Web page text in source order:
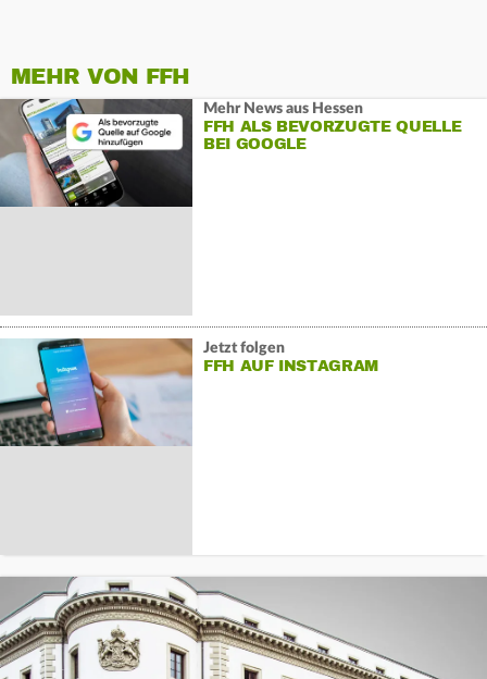
MEHR VON FFH
Mehr News aus Hessen
FFH ALS BEVORZUGTE QUELLE
BEI GOOGLE
Jetzt folgen
FFH AUF INSTAGRAM